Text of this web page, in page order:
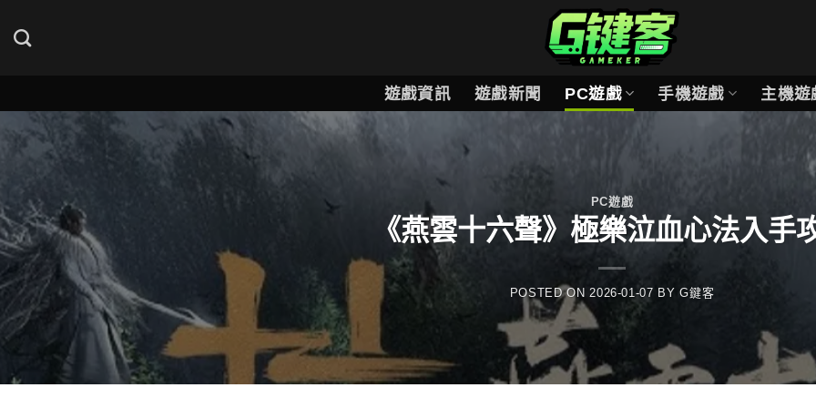
遊戲資訊 遊戲新聞 PC遊戲 手機遊戲 主機遊
PC遊戲
《燕雲十六聲》極樂泣血心法入手
POSTED ON2026-01-07 BYG鍵客